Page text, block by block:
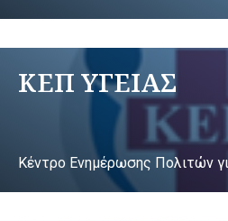
ΚΕΠ ΥΓΕΙΑΣ
Κέντρο Ενημέρωσης Πολιτών